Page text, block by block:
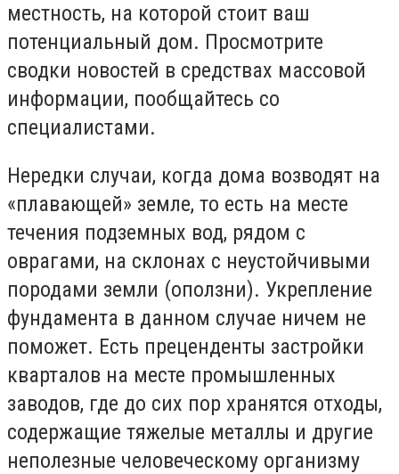
местность, на которой стоит ваш
потенциальный дом. Просмотрите
сводки новостей в средствах массовой
информации, пообщайтесь со
специалистами.
Нередки случаи, когда дома возводят на
«плавающей» земле, то есть на месте
течения подземных вод, рядом с
оврагами, на склонах с неустойчивыми
породами земли (оползни). Укрепление
фундамента в данном случае ничем не
поможет. Есть преценденты застройки
кварталов на месте промышленных
заводов, где до сих пор хранятся отходы,
содержащие тяжелые металлы и другие
неполезные человеческому организму